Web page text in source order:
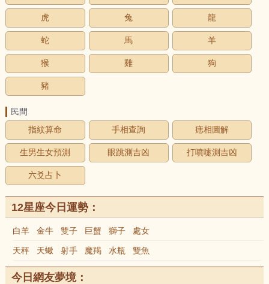
虎 兔 龍
蛇 馬 羊
猴 雞 狗
豬
民間
指紋算命
手相查詢 痣相圖解
生男生女預測 眼跳測吉凶 打噴嚏測吉凶
六爻占卜
12星座今日運勢：
白羊 金牛 雙子 巨蟹 獅子 處女
天秤 天蠍 射手 魔羯 水瓶 雙魚
今日網友夢境：